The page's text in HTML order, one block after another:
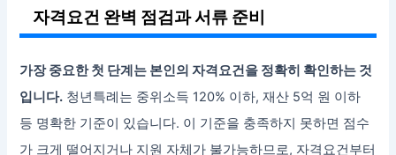
자격요건 완벽 점검과 서류 준비
가장 중요한 첫 단계는 본인의 자격요건을 정확히 확인하는 것
입니다. 청년특례는 중위소득 120% 이하, 재산 5억 원 이하
등 명확한 기준이 있습니다. 이 기준을 충족하지 못하면 점수
가 크게 떨어지거나 지원 자체가 불가능하므로, 자격요건부터